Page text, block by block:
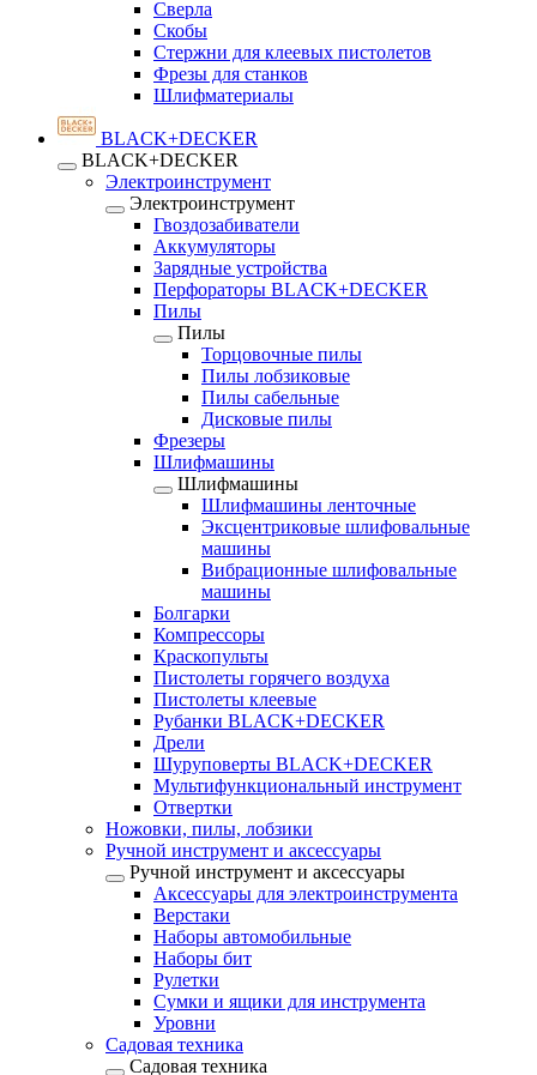
Сверла
Скобы
Стержни для клеевых пистолетов
Фрезы для станков
Шлифматериалы
BLACK+DECKER
BLACK+DECKER
Электроинструмент
Электроинструмент
Гвоздозабиватели
Аккумуляторы
Зарядные устройства
Перфораторы BLACK+DECKER
Пилы
Пилы
Торцовочные пилы
Пилы лобзиковые
Пилы сабельные
Дисковые пилы
Фрезеры
Шлифмашины
Шлифмашины
Шлифмашины ленточные
Эксцентриковые шлифовальные
машины
Вибрационные шлифовальные
машины
Болгарки
Компрессоры
Краскопульты
Пистолеты горячего воздуха
Пистолеты клеевые
Рубанки BLACK+DECKER
Дрели
Шуруповерты BLACK+DECKER
Мультифункциональный инструмент
Отвертки
Ножовки, пилы, лобзики
Ручной инструмент и аксессуары
Ручной инструмент и аксессуары
Аксессуары для электроинструмента
Верстаки
Наборы автомобильные
Наборы бит
Рулетки
Сумки и ящики для инструмента
Уровни
Садовая техника
Садовая техника